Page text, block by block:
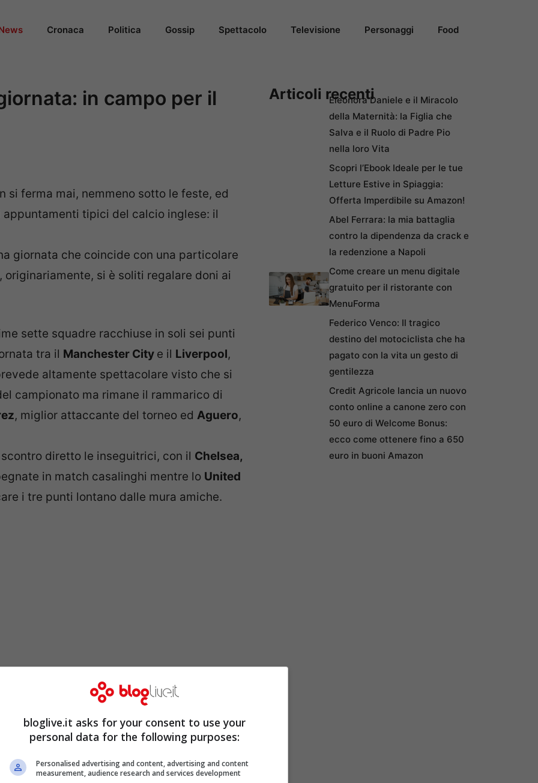
Cronaca Politica Gossip Spettacolo Televisione Personaggi Food
in campo per il
si ferma mai, nemmeno sotto le feste, ed
tipici del calcio inglese: il
giornata che coincide con una particolare
originariamente, si è soliti regalare doni ai
sette squadre racchiuse in soli sei punti
tra il Manchester City e il Liverpool,
altamente spettacolare visto che si
campionato ma rimane il rammarico di
, miglior attaccante del torneo ed Aguero,
diretto le inseguitrici, con il Chelsea,
in match casalinghi mentre lo United
i tre punti lontano dalle mura amiche.
allo Stamford Bridgecontro lo
favore dei
stagione con la miglior difesa del
di certo in vena di regali. Trasferta
Articoli recentiEleonora Daniele e il Miracolo
della Maternità: la Figlia che
Salva e il Ruolo di Padre Pio
nella loro Vita
Scopri l’Ebook Ideale per le tue
Letture Estive in Spiaggia:
Offerta Imperdibile su Amazon!
Abel Ferrara: la mia battaglia
contro la dipendenza da crack e
la redenzione a Napoli
Come creare un menu digitale
gratuito per il ristorante con
MenuForma
Federico Venco: Il tragico
destino del motociclista che ha
pagato con la vita un gesto di
gentilezza
Credit Agricole lancia un nuovo
conto online a canone zero con
50 euro di Welcome Bonus:
ecco come ottenere fino a 650
euro in buoni Amazon
bloglive.it asks for your consent to use your
personal data for the following purposes:
Personalised advertising and content, advertising and content
measurement, audience research and services development